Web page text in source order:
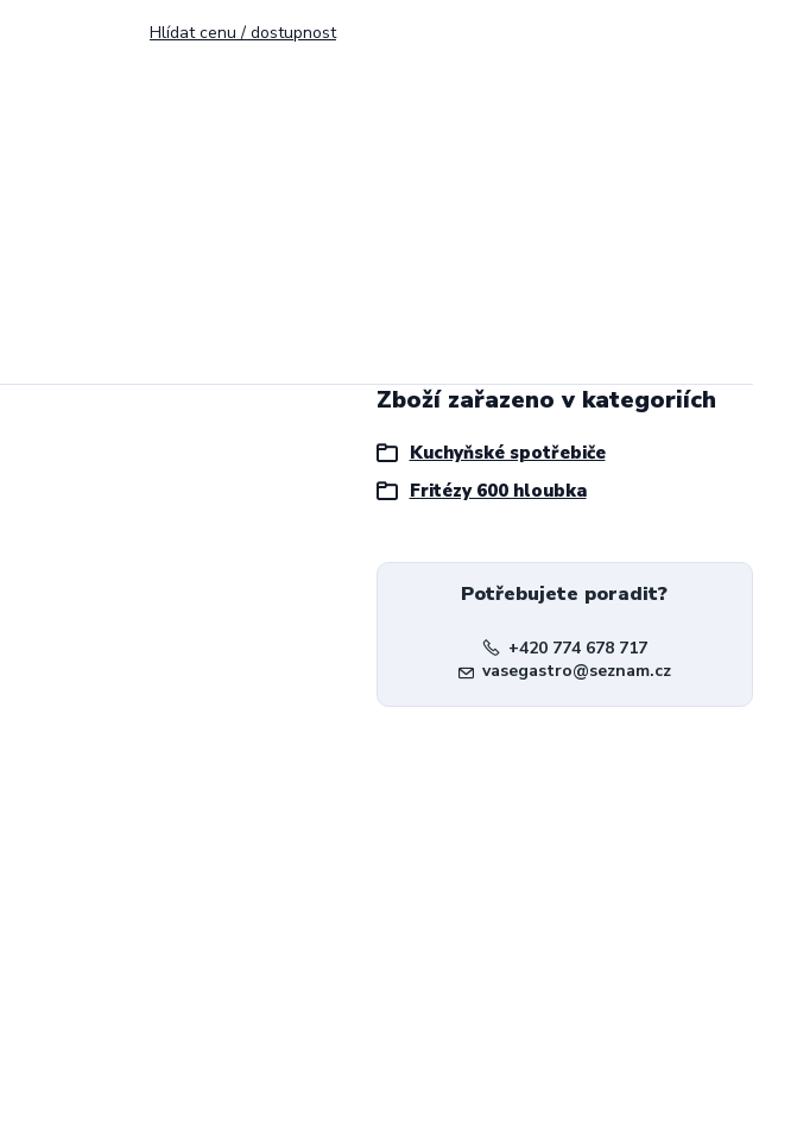
Hlídat cenu / dostupnost
Zboží zařazeno v kategoriích
Kuchyňské spotřebiče
Fritézy 600 hloubka
Potřebujete poradit?
+420 774 678 717
vasegastro@seznam.cz